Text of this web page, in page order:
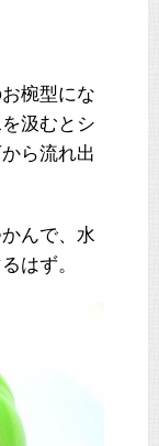
椀型にな
汲むとシ
ら流れ出
んで、水
はず。